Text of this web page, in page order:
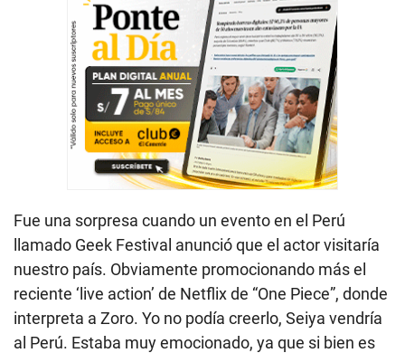
Fue una sorpresa cuando un evento en el Perú
llamado Geek Festival anunció que el actor visitaría
nuestro país. Obviamente promocionando más el
reciente ‘live action’ de Netflix de “One Piece”, donde
interpreta a Zoro. Yo no podía creerlo, Seiya vendría
al Perú. Estaba muy emocionado, ya que si bien es